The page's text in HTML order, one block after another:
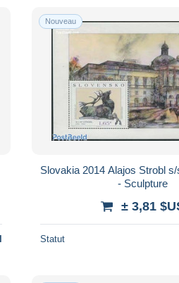
Nouveau
Slovakia 2014 Alajos Strobl
- Sculpture
± 3,81
Statut